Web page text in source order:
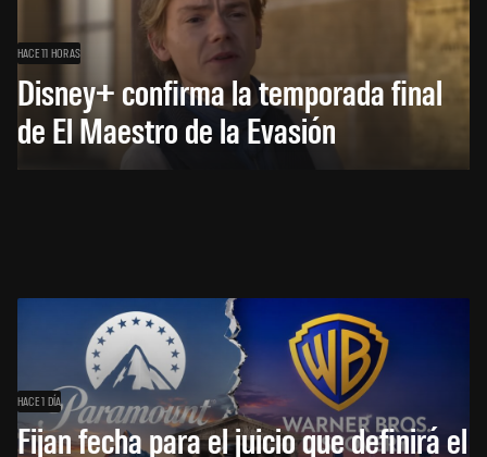
HACE 11 HORAS
Disney+ confirma la temporada final
de El Maestro de la Evasión
HACE 1 DÍA
Fijan fecha para el juicio que definirá el